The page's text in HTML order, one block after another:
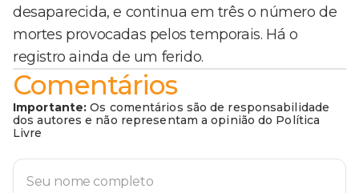
desaparecida, e continua em três o número de
mortes provocadas pelos temporais. Há o
registro ainda de um ferido.
Comentários
Importante: Os comentários são de responsabilidade
dos autores e não representam a opinião do Política
Livre